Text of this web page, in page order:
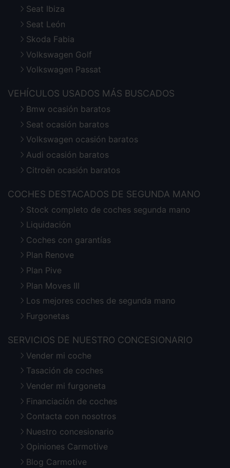
Seat Ibiza
Seat León
Skoda Fabia
Volkswagen Golf
Volkswagen Passat
VEHÍCULOS USADOS MÁS BUSCADOS
Bmw ocasión baratos
Seat ocasión baratos
Volkswagen ocasión baratos
Audi ocasión baratos
Citroën ocasión baratos
COCHES DESTACADOS DE SEGUNDA MANO
Stock completo de coches segunda mano
Liquidación
Coches con garantías
Plan Renove
Plan Pive
Plan Moves III
Los mejores coches de segunda mano
Furgonetas
SERVICIOS DE NUESTRO CONCESIONARIO
Vender mi coche
Tasación de coches
Vender mi furgoneta
Financiación de coches
Contacta con nosotros
Nuestro concesionario
Opiniones Carmotive
Blog Carmotive